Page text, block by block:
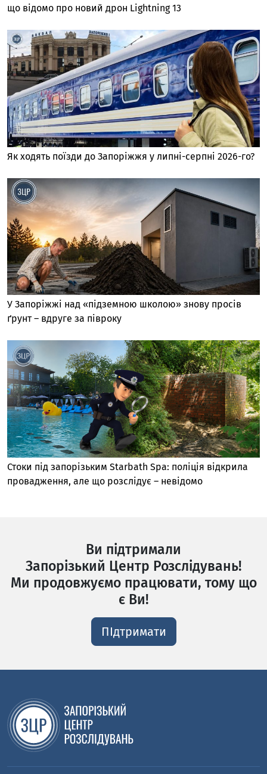
що відомо про новий дрон Lightning 13
Як ходять поїзди до Запоріжжя у липні-серпні 2026-го?
У Запоріжжі над «підземною школою» знову просів
ґрунт – вдруге за півроку
Стоки під запорізьким Starbath Spa: поліція відкрила
провадження, але що розслідує – невідомо
Ви підтримали
Запорізький Центр Розслідувань!
Ми продовжуємо працювати, тому що
є Ви!
ПІдтримати